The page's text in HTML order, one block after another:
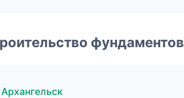
фундаментов